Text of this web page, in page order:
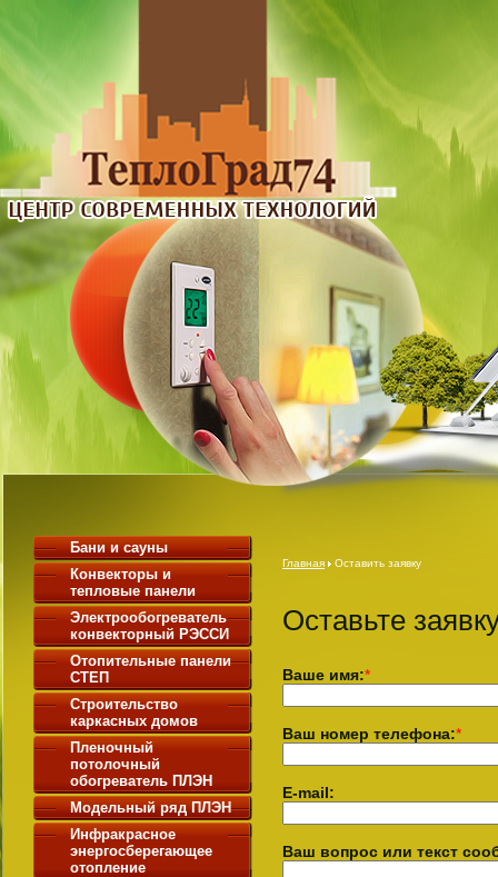
Бани и сауны
Конвекторы и
тепловые панели
Электрообогреватель
конвекторный РЭССИ
Отопительные панели
СТЕП
Строительство
каркасных домов
Пленочный
потолочный
обогреватель ПЛЭН
Модельный ряд ПЛЭН
Инфракрасное
энергосберегающее
отопление
Главная Оставить заявку
Оставьте
Ваше имя:*
Ваш номер телефона:*
E-mail:
Ваш вопрос или текст